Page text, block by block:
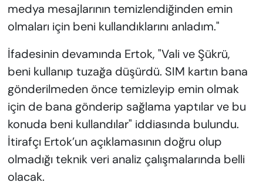
medya mesajlarının temizlendiğinden emin
olmaları için beni kullandıklarını anladım."
İfadesinin devamında Ertok, "Vali ve Şükrü,
beni kullanıp tuzağa düşürdü. SIM kartın bana
gönderilmeden önce temizleyip emin olmak
için de bana gönderip sağlama yaptılar ve bu
konuda beni kullandılar" iddiasında bulundu.
İtirafçı Ertok’un açıklamasının doğru olup
olmadığı teknik veri analiz çalışmalarında belli
olacak.